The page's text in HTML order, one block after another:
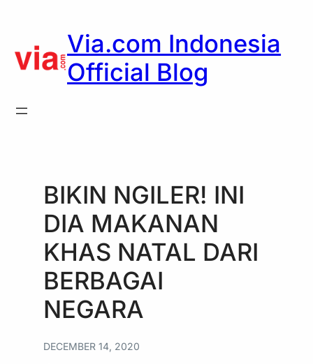
content
Via.com Indonesia
Official Blog
BIKIN NGILER! INI
DIA MAKANAN
KHAS NATAL DARI
BERBAGAI
NEGARA
DECEMBER 14, 2020